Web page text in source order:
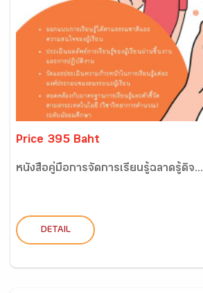
Price 395 Baht
หนังสือคู่มือการจัดการเรียนรู้ฉลาดรู้ดิจ...
DETAIL